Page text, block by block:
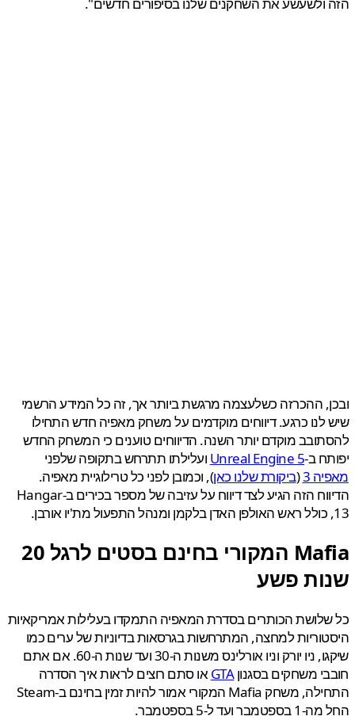
ולשעשע את השחקנים שלנו בסיפורים חדשים".
ההכרזה כשלעצמה מרגשת ביותר אך, זה כל המידע הרשמי
לנו כרגע. דיווחים מוקדמים על משחק מאפיה חדש התחילו
מוקדם יותר השנה. הדיווחים טוענים כי המשחק החדש
ב-Unreal Engine 5ועלילתו תתרחש בתקופה שלפני
3
(ביקורת שלנו כאן), וכמובן לפני כל טרילוגיית מאפיה.
הדיווח הזה הגיע לצד דיווח על עזיבה של מספר בכירים ב-Hangar
Mafia המקורי בחינם בסטים לרגל 20
פשע
הכותרים בסדרת המאפיה התמקדו בעלילות אמריקאיות
למחצה, המתרחשות בגרסאות בדיוניות של ערים כמו
שיקגו, ניו יורק וניו אורלינס משנות ה-30 ועד שנות ה-60. אם אתם
משחקים בסגנוןGTAאו סתם רוצים לראות איך הסדרה
התחילה, משחק Mafia המקורי אמור להיות זמין בחינם ב-Steam
ועד ל-5 בספטמבר.